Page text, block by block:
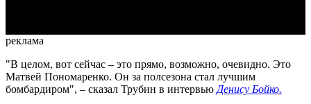
реклама
"В целом, вот сейчас – это прямо, возможно, очевидно. Это
Матвей Пономаренко. Он за полсезона стал лучшим
бомбардиром", – сказал Трубин в интервью Денису Бойко.